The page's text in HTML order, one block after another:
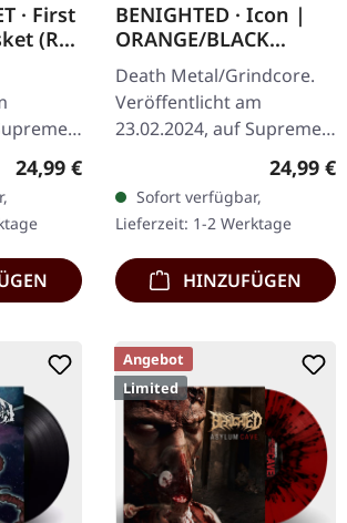
· First
(Re-
auf
Regulärer Preis:
24,99 €
BENIGHTED · Icon |
ORANGE/BLACK
MARBLED LP
Death Metal/Grindcore.
Veröffentlicht am
23.02.2024, auf Supreme
Transparent Dunkel-
Orange mit schwarz
marmoriertem Vinyl mit
schwerem…
24,99 €
Sofort verfügbar,
Lieferzeit: 1-2 Werktage
HINZUFÜGEN
Angebot
Limited